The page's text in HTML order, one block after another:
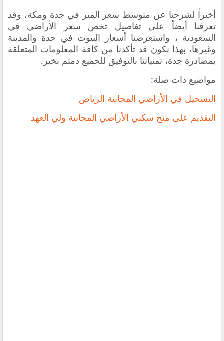
أخيراً لشرحنا عن متوسط سعر المتر في جدة ومكة، وقد
تعرفنا أيضاً على تفاصيل تخص سعر الأراضي في
السعودية ، واستعرضنا أسعار البيوت في جدة والمدينة
وغيرها، بهذا نكون قد تأكدنا من كافة المعلومات المتعلقة
بمصادرة جدة، تمنياتنا بالتوفيق للجميع دمتم بخير.
مواضيع ذات صلة:
التسجيل في الأراضي المجانية الرياض
التقديم على منح سكني الأراضي المجانية ولي العهد